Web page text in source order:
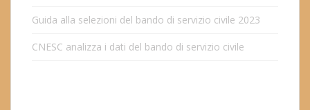
Guida alla selezioni del bando di servizio civile 2023
CNESC analizza i dati del bando di servizio civile